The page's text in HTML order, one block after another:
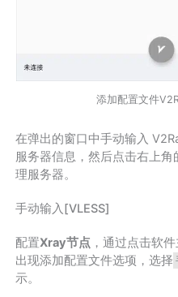
添加配置文件
在弹出的窗口中手动输入
服务器信息，然后点击右上
理服务器。
手动输入[VLESS]
配置Xray节点 ，通过点击软
出现添加配置文件选项，选择
示。